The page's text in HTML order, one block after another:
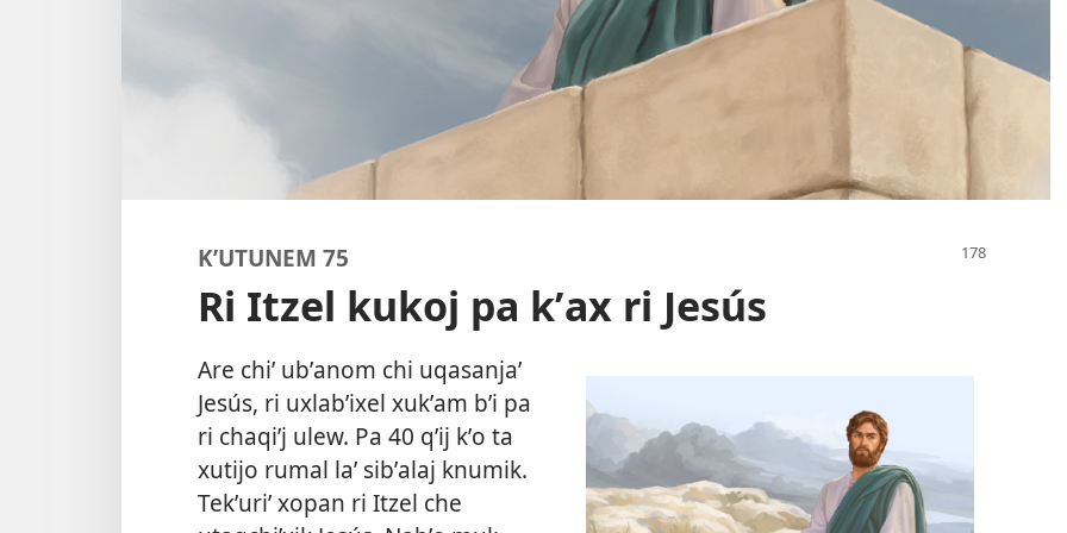
KʼUTUNEM 75
Ri Itzel kukoj pa kʼax ri Jesús
Are chiʼ ubʼanom chi uqasanjaʼ
Jesús, ri uxlabʼixel xukʼam bʼi pa
ri chaqiʼj ulew. Pa 40 qʼij kʼo ta
xutijo rumal laʼ sibʼalaj knumik.
Tekʼuriʼ xopan ri Itzel che